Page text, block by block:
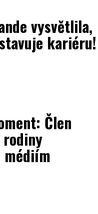
vysvětlila,
kariéru!
Člen